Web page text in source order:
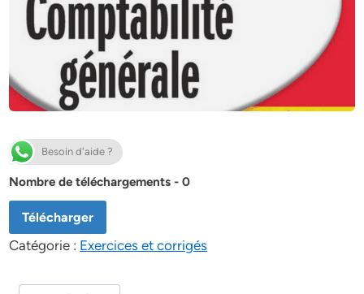
Besoin d'aide ?
Nombre de téléchargements - 0
Télécharger
Catégorie : Exercices et corrigés